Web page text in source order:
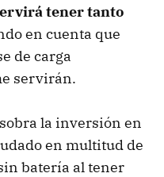
tener tanto
en cuenta que
de carga
servirán.
la inversión en
en multitud de
batería al tener